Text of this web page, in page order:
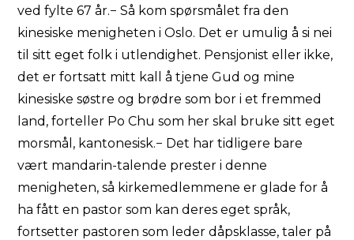
ved fylte 67 år.− Så kom spørsmålet fra den
kinesiske menigheten i Oslo. Det er umulig å si nei
til sitt eget folk i utlendighet. Pensjonist eller ikke,
det er fortsatt mitt kall å tjene Gud og mine
kinesiske søstre og brødre som bor i et fremmed
land, forteller Po Chu som her skal bruke sitt eget
morsmål, kantonesisk.− Det har tidligere bare
vært mandarin-talende prester i denne
menigheten, så kirkemedlemmene er glade for å
ha fått en pastor som kan deres eget språk,
fortsetter pastoren som leder dåpsklasse, taler på